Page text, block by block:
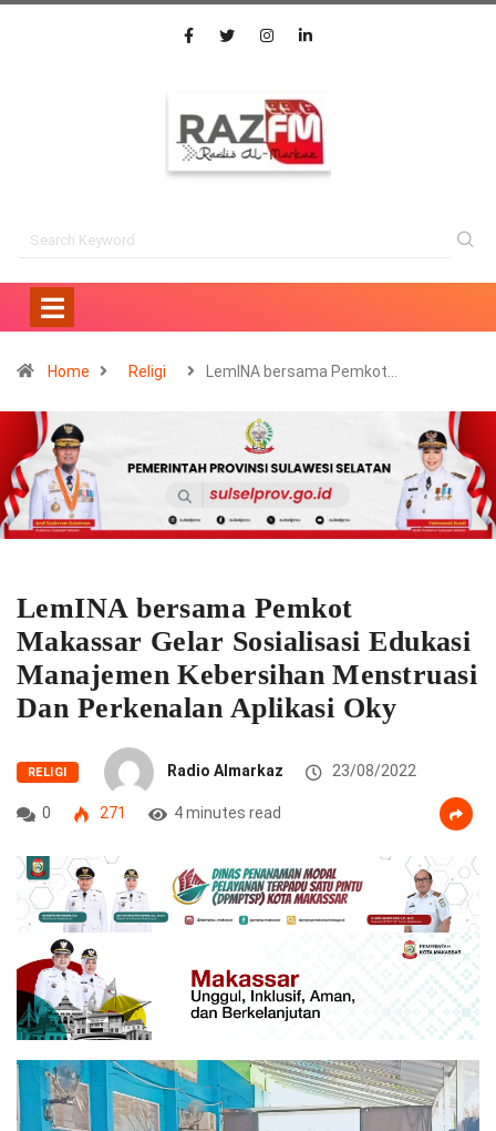
Home Religi LemINA bersama Pemkot…
LemINA bersama Pemkot
Makassar Gelar Sosialisasi Edukasi
Manajemen Kebersihan Menstruasi
Dan Perkenalan Aplikasi Oky
RELIGI Radio Almarkaz 23/08/2022
0 271 4 minutes read